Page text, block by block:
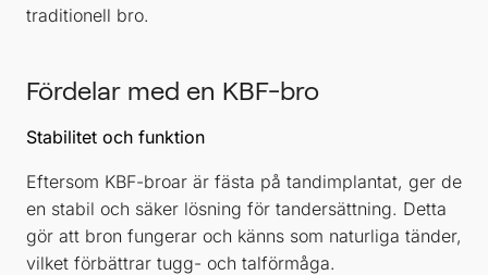
traditionell bro.
Fördelar med en KBF-bro
Stabilitet och funktion
Eftersom KBF-broar är fästa på tandimplantat, ger de
en stabil och säker lösning för tandersättning. Detta
gör att bron fungerar och känns som naturliga tänder,
vilket förbättrar tugg- och talförmåga.